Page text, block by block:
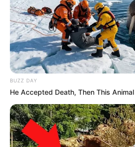
BUZZ DAY
He Accepted Death, Then This